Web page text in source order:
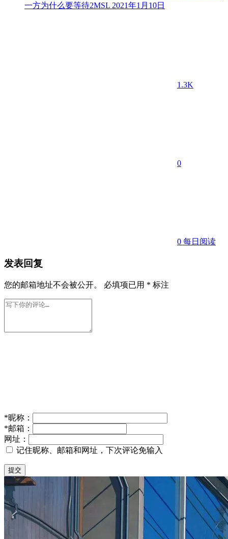
一方为什么要等待2MSL 2021年1月10日
1.3K
0
0 每日阅读
发表回复
您的邮箱地址不会被公开。 必填项已用 * 标注
*昵称：
*邮箱：
网址：
记住昵称、邮箱和网址，下次评论免输入
提交